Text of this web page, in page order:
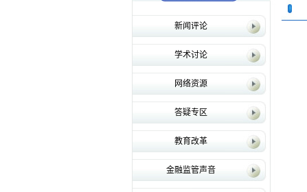
新闻评论
学术讨论
网络资源
答疑专区
教育改革
金融监管声音